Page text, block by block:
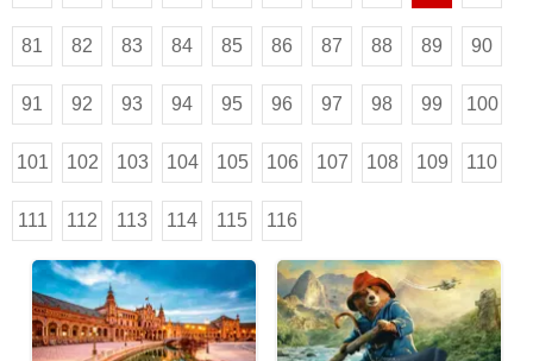
81 82 83 84 85 86 87 88 89 90
91 92 93 94 95 96 97 98 99 100
101 102 103 104 105 106 107 108 109 110
111 112 113 114 115 116